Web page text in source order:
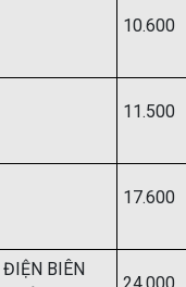
10.600
11.500
17.600
ĐIỆN BIÊN